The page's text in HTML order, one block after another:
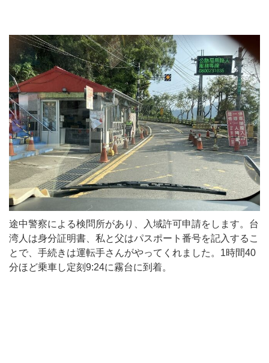
途中警察による検問所があり、入域許可申請をします。台
湾人は身分証明書、私と父はパスポート番号を記入するこ
とで、手続きは運転手さんがやってくれました。1時間40
分ほど乗車し定刻9:24に霧台に到着。